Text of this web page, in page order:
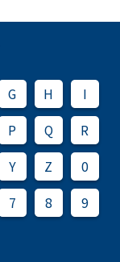
G H
I
P Q
R
Y Z
0
7 8
9